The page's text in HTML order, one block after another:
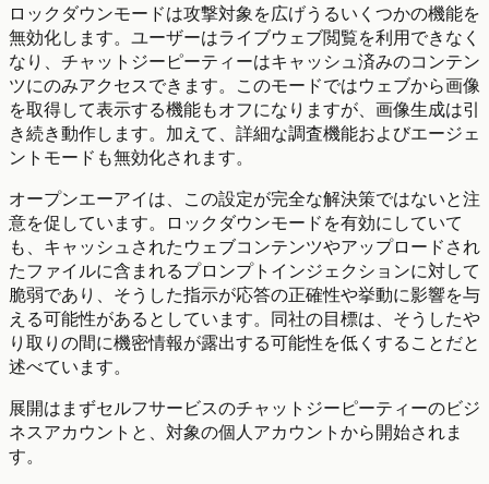
ロックダウンモードは攻撃対象を広げうるいくつかの機能を
無効化します。ユーザーはライブウェブ閲覧を利用できなく
なり、チャットジーピーティーはキャッシュ済みのコンテン
ツにのみアクセスできます。このモードではウェブから画像
を取得して表示する機能もオフになりますが、画像生成は引
き続き動作します。加えて、詳細な調査機能およびエージェ
ントモードも無効化されます。
オープンエーアイは、この設定が完全な解決策ではないと注
意を促しています。ロックダウンモードを有効にしていて
も、キャッシュされたウェブコンテンツやアップロードされ
たファイルに含まれるプロンプトインジェクションに対して
脆弱であり、そうした指示が応答の正確性や挙動に影響を与
える可能性があるとしています。同社の目標は、そうしたや
り取りの間に機密情報が露出する可能性を低くすることだと
述べています。
展開はまずセルフサービスのチャットジーピーティーのビジ
ネスアカウントと、対象の個人アカウントから開始されま
す。